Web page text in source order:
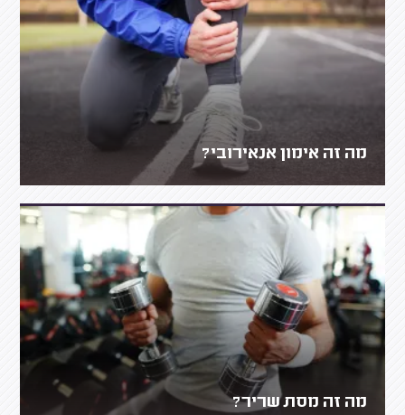
מה זה אימון אנאירובי?
מה זה מסת שריר?